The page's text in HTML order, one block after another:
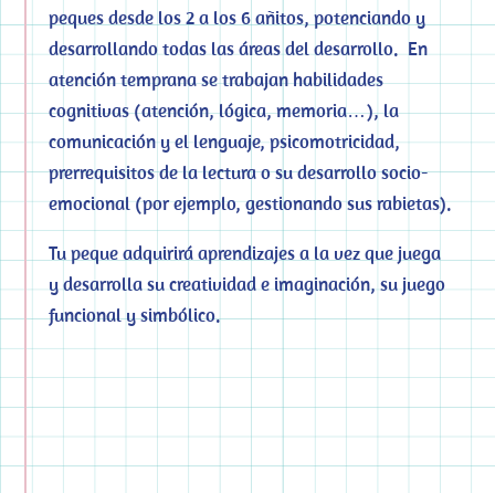
peques desde los 2 a los 6 añitos, potenciando y
desarrollando todas las áreas del desarrollo. En
atención temprana se trabajan habilidades
cognitivas (atención, lógica, memoria…), la
comunicación y el lenguaje, psicomotricidad,
prerrequisitos de la lectura o su desarrollo socio-
emocional (por ejemplo, gestionando sus rabietas).
Tu peque adquirirá aprendizajes a la vez que juega
y desarrolla su creatividad e imaginación, su juego
funcional y simbólico.
PSICÓLOGO INFANTIL CERCA
DE MÍ